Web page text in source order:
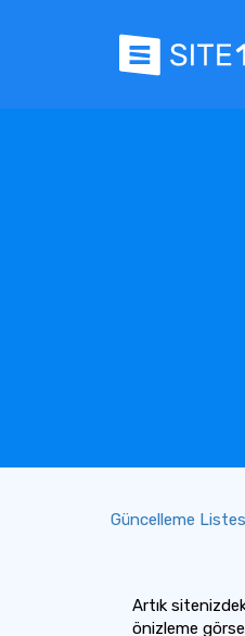
Güncelleme
Artık
önizleme